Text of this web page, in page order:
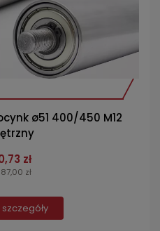
ø51 400/450 M12
zł
zł